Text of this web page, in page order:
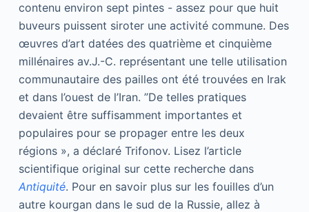
contenu environ sept pintes - assez pour que huit
buveurs puissent siroter une activité commune. Des
œuvres d’art datées des quatrième et cinquième
millénaires av.J.-C. représentant une telle utilisation
communautaire des pailles ont été trouvées en Irak
et dans l’ouest de l’Iran. ”De telles pratiques
devaient être suffisamment importantes et
populaires pour se propager entre les deux
régions », a déclaré Trifonov. Lisez l’article
scientifique original sur cette recherche dans
Antiquité. Pour en savoir plus sur les fouilles d’un
autre kourgan dans le sud de la Russie, allez à